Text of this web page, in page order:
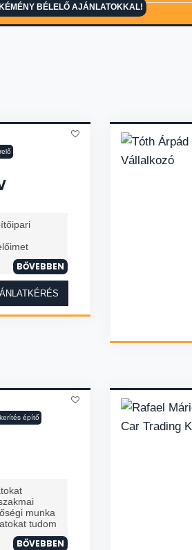
BÉLELŐ AJÁNLATOKKAL!
BŐVEBBEN
kerítés építő
munka
tudom
BŐVEBBEN